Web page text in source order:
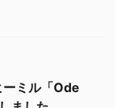
ーミル「Ode